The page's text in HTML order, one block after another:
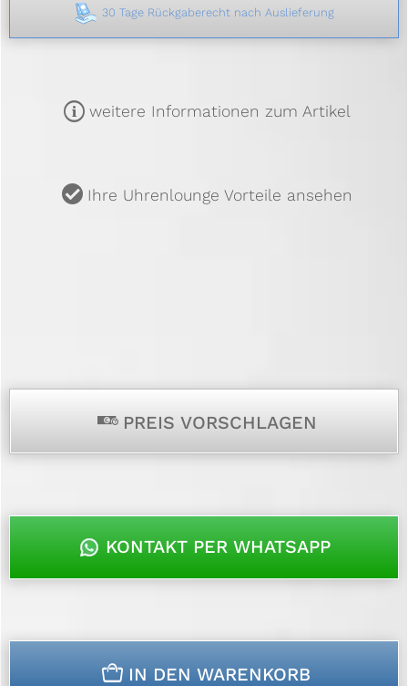
30 Tage Rückgaberecht nach Auslieferung
m weitere Informationen zum Artikel
u Ihre Uhrenlounge Vorteile ansehen
p PREIS VORSCHLAGEN
KONTAKT PER WHATSAPP
n IN DEN WARENKORB